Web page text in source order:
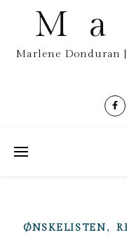
Marlene Donduran
ØNSKELISTEN,